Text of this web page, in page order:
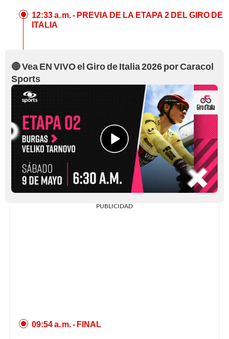
12:33 a. m.- PREVIA DE LA ETAPA 2 DEL GIRO DE
ITALIA
🔴 Vea EN VIVO el Giro de Italia 2026 por Caracol
Sports
PUBLICIDAD
09:54 a. m.- FINAL